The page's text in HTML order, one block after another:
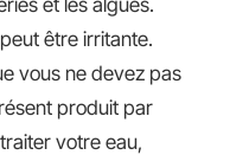
être irritante.
vous ne devez pas
produit par
votre eau,